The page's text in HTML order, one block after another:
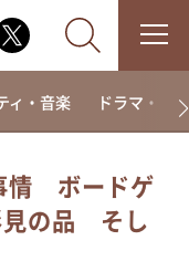
ィ・音楽 ドラマ・映画
情 ボードゲ
見の品 そし